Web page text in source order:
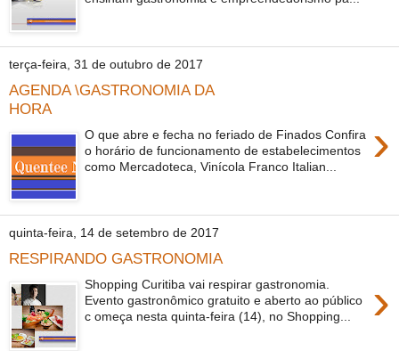
terça-feira, 31 de outubro de 2017
AGENDA \GASTRONOMIA DA
HORA
›
O que abre e fecha no feriado de Finados Confira
o horário de funcionamento de estabelecimentos
como Mercadoteca, Vinícola Franco Italian...
quinta-feira, 14 de setembro de 2017
RESPIRANDO GASTRONOMIA
›
Shopping Curitiba vai respirar gastronomia.
Evento gastronômico gratuito e aberto ao público
c omeça nesta quinta-feira (14), no Shopping...